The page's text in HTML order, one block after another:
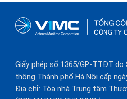
Giấy phép số 1365/GP-TTĐT do
thông Thành phố Hà Nội cấp
Địa chỉ: Tòa nhà Trung tâm